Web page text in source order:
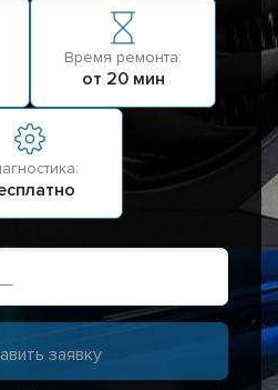
Время ремонта:
от 20 мин